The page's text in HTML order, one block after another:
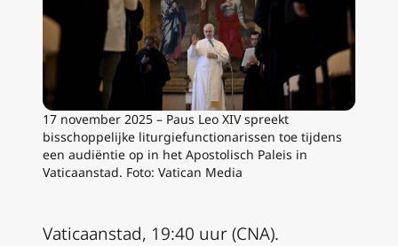
17 november 2025 – Paus Leo XIV spreekt
bisschoppelijke liturgiefunctionarissen toe tijdens
een audiëntie op in het Apostolisch Paleis in
Vaticaanstad. Foto: Vatican Media
Vaticaanstad, 19:40 uur (CNA).